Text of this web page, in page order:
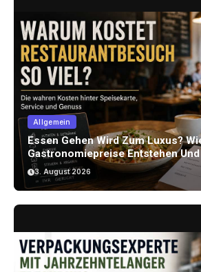
Allgemein
Essen Gehen Wird Zum Luxus?
Gastronomiepreise Entstehen
Achten Können
3. August 2026